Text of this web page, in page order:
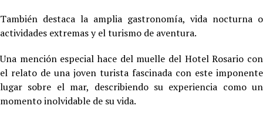
También destaca la amplia gastronomía, vida nocturna o
actividades extremas y el turismo de aventura.
Una mención especial hace del muelle del Hotel Rosario con
el relato de una joven turista fascinada con este imponente
lugar sobre el mar, describiendo su experiencia como un
momento inolvidable de su vida.